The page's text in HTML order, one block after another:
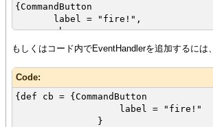
{CommandButton
label = "fire!",
eh
}
もしくはコード内でEventHandlerを追加するには、
Code:
{def cb = {CommandButton
label = "fire!"
}